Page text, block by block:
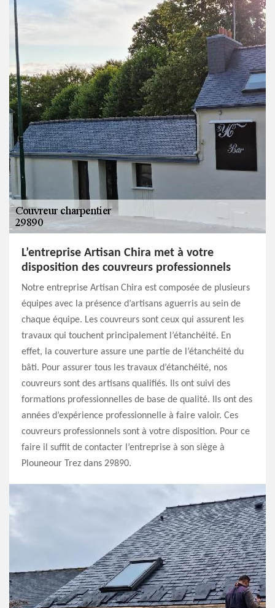
L’entreprise Artisan Chira met à votre
disposition des couvreurs professionnels
Notre entreprise Artisan Chira est composée de plusieurs
équipes avec la présence d’artisans aguerris au sein de
chaque équipe. Les couvreurs sont ceux qui assurent les
travaux qui touchent principalement l’étanchéité. En
effet, la couverture assure une partie de l’étanchéité du
bâti. Pour assurer tous les travaux d’étanchéité, nos
couvreurs sont des artisans qualifiés. Ils ont suivi des
formations professionnelles de base de qualité. Ils ont des
années d’expérience professionnelle à faire valoir. Ces
couvreurs professionnels sont à votre disposition. Pour ce
faire il suffit de contacter l’entreprise à son siège à
Plouneour Trez dans 29890.